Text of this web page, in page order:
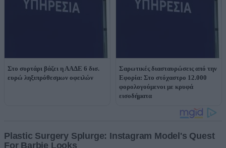
Στο συρτάρι βάζει η ΑΑΔΕ 6 δισ.
ευρώ ληξιπρόθεσμων οφειλών
Σαρωτικές διασταυρώσεις από την
Εφορία: Στο στόχαστρο 12.000
φορολογούμενοι με κρυφά
εισοδήματα